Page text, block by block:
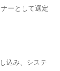
ーとして選定
込み、システ